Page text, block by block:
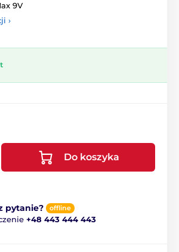
9V
›
Do koszyka
pytanie? offline
+48 443 444 443